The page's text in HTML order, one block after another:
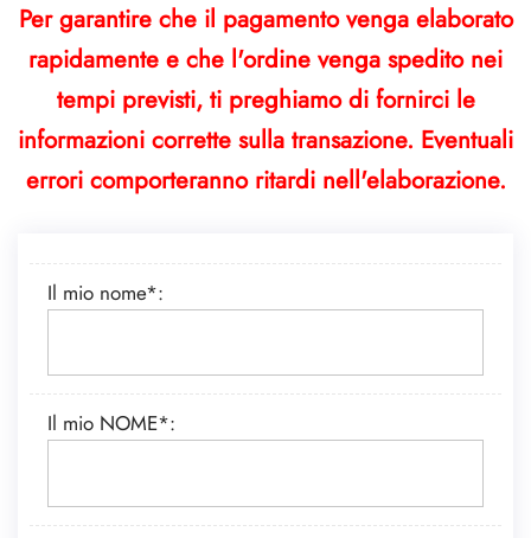
Per garantire che il pagamento venga elaborato
rapidamente e che l'ordine venga spedito nei
tempi previsti, ti preghiamo di fornirci le
informazioni corrette sulla transazione. Eventuali
errori comporteranno ritardi nell'elaborazione.
Il mio nome*:
Il mio NOME*: